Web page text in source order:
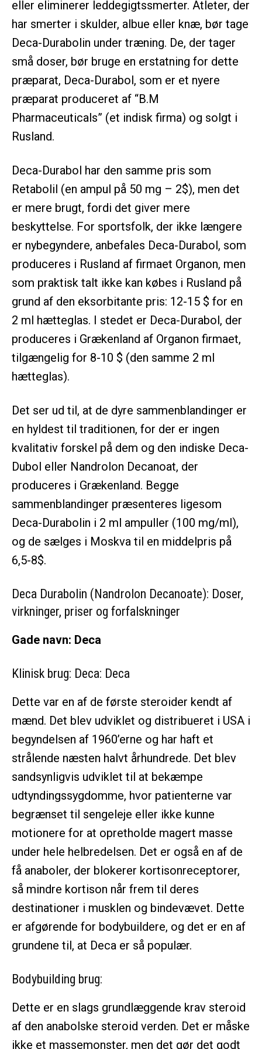
eller eliminerer leddegigtssmerter. Atleter, der
har smerter i skulder, albue eller knæ, bør tage
Deca-Durabolin under træning. De, der tager
små doser, bør bruge en erstatning for dette
præparat, Deca-Durabol, som er et nyere
præparat produceret af “B.M
Pharmaceuticals” (et indisk firma) og solgt i
Rusland.
Deca-Durabol har den samme pris som
Retabolil (en ampul på 50 mg – 2$), men det
er mere brugt, fordi det giver mere
beskyttelse. For sportsfolk, der ikke længere
er nybegyndere, anbefales Deca-Durabol, som
produceres i Rusland af firmaet Organon, men
som praktisk talt ikke kan købes i Rusland på
grund af den eksorbitante pris: 12-15 $ for en
2 ml hætteglas. I stedet er Deca-Durabol, der
produceres i Grækenland af Organon firmaet,
tilgængelig for 8-10 $ (den samme 2 ml
hætteglas).
Det ser ud til, at de dyre sammenblandinger er
en hyldest til traditionen, for der er ingen
kvalitativ forskel på dem og den indiske Deca-
Dubol eller Nandrolon Decanoat, der
produceres i Grækenland. Begge
sammenblandinger præsenteres ligesom
Deca-Durabolin i 2 ml ampuller (100 mg/ml),
og de sælges i Moskva til en middelpris på
6,5-8$.
Deca Durabolin (Nandrolon Decanoate): Doser,
virkninger, priser og forfalskninger
Gade navn: Deca
Klinisk brug: Deca: Deca
Dette var en af de første steroider kendt af
mænd. Det blev udviklet og distribueret i USA i
begyndelsen af 1960’erne og har haft et
strålende næsten halvt århundrede. Det blev
sandsynligvis udviklet til at bekæmpe
udtyndingssygdomme, hvor patienterne var
begrænset til sengeleje eller ikke kunne
motionere for at opretholde magert masse
under hele helbredelsen. Det er også en af de
få anaboler, der blokerer kortisonreceptorer,
så mindre kortison når frem til deres
destinationer i musklen og bindevævet. Dette
er afgørende for bodybuildere, og det er en af
grundene til, at Deca er så populær.
Bodybuilding brug:
Dette er en slags grundlæggende krav steroid
af den anabolske steroid verden. Det er måske
ikke et massemonster, men det gør det godt